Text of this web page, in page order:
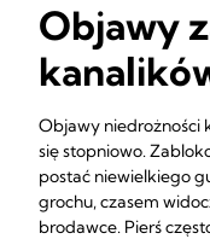
Objawy
Objawy niedrożności
się stopniowo.
postać niewielkiego
grochu, czasem
brodawce. Pierś